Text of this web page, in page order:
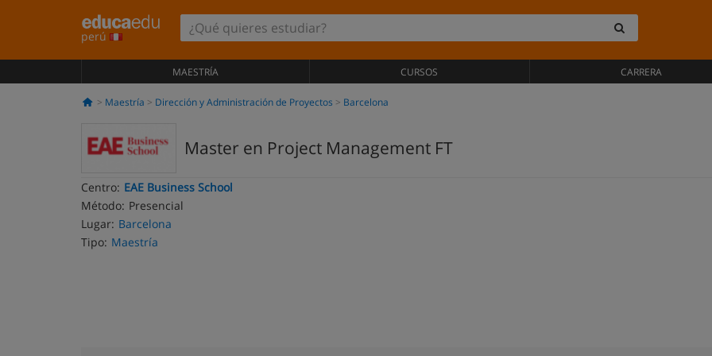
perú
MAESTRÍA CURSOS CARRERA
Maestría Dirección y Administración de Proyectos Barcelona
Master en Project Management FT
Centro: EAE Business School
Método: Presencial
Lugar: Barcelona
Tipo: Maestría